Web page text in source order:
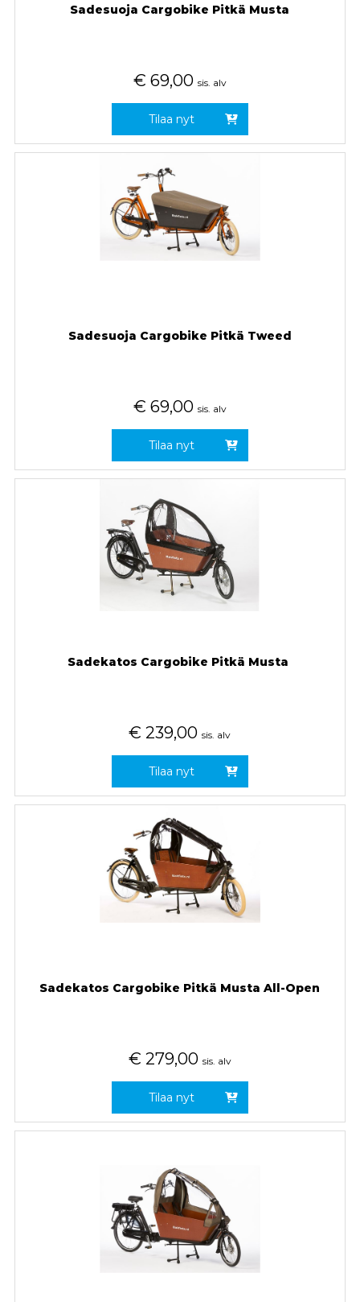
Sadesuoja Cargobike Pitkä Musta
€ 69,00 sis. alv
Tilaa nyt
Sadesuoja Cargobike Pitkä Tweed
€ 69,00 sis. alv
Tilaa nyt
Sadekatos Cargobike Pitkä Musta
€ 239,00 sis. alv
Tilaa nyt
Sadekatos Cargobike Pitkä Musta All-Open
€ 279,00 sis. alv
Tilaa nyt